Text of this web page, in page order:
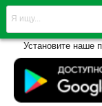
Установите наше